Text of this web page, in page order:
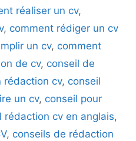
réaliser un cv,
, comment rédiger un cv
un cv, comment
de cv, conseil de
rédaction cv, conseil
un cv, conseil pour
rédaction cv en anglais,
, conseils de rédaction